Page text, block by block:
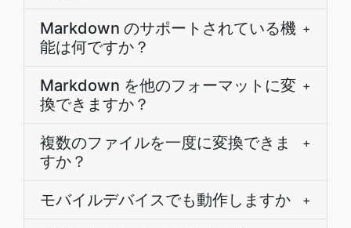
Markdown のサポートされている機
能は何ですか？
+
Markdown を他のフォーマットに変
換できますか？
+
複数のファイルを一度に変換できま
すか？
+
モバイルデバイスでも動作しますか +